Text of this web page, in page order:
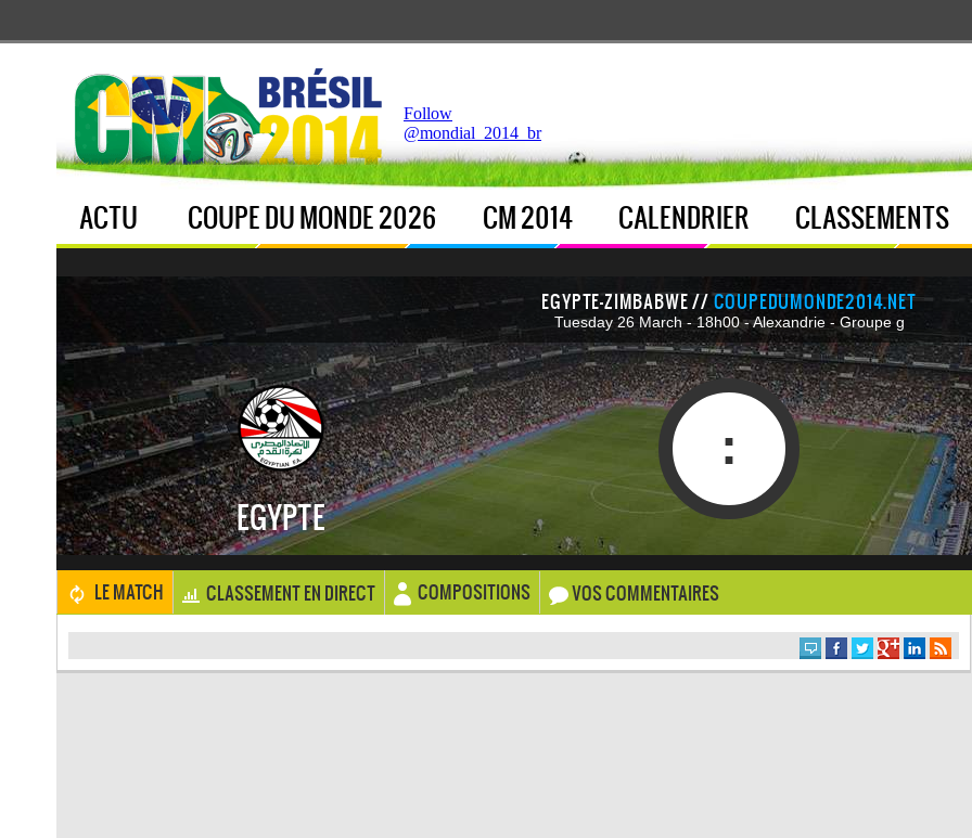
Follow
@mondial_2014_br
ACTU COUPE DU MONDE 2026 CM 2014 CALENDRIER CLASSEMENTS
EGYPTE-ZIMBABWE //COUPEDUMONDE2014.NET
Tuesday 26 March - 18h00 - Alexandrie - Groupe g
EGYPTE
:
LE MATCH CLASSEMENT EN DIRECT COMPOSITIONS VOS COMMENTAIRES